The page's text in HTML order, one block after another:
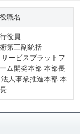
役職名
役員
第三副統括
ービスプラットフ
ム開発本部 本部長
法人事業推進本部 本